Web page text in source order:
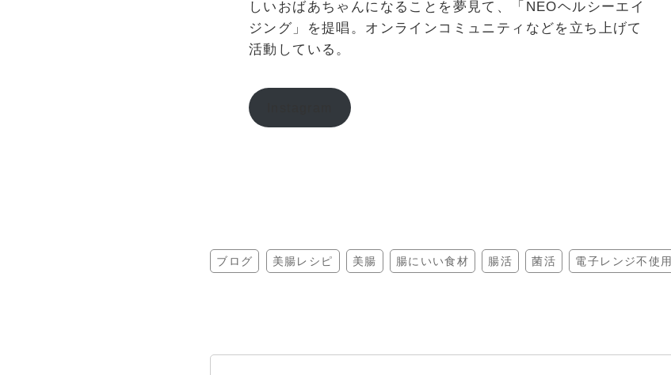
しいおばあちゃんになることを夢見て、「NEOヘルシーエイ
ジング」を提唱。オンラインコミュニティなどを立ち上げて
活動している。
ブログ 美腸レシピ 美腸 腸にいい食材 腸活 菌活 電子レンジ不使用